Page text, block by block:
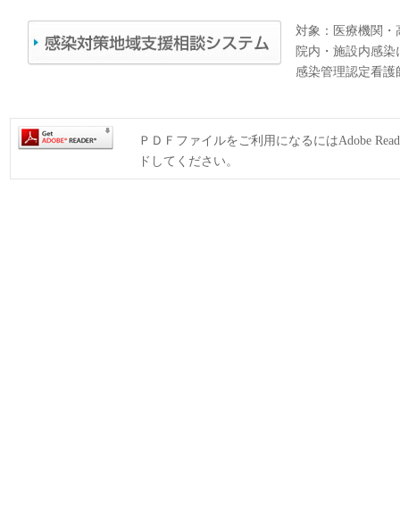
対象：医療機関・
院内・施設内感
感染管理認定看
ＰＤＦファイルをご利用になるにはAdobe
ドしてください。